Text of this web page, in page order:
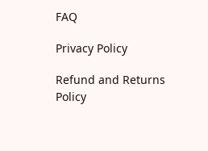
Адреси
Відгуки про нас
FAQ
Privacy Policy
Refund and Returns
Policy